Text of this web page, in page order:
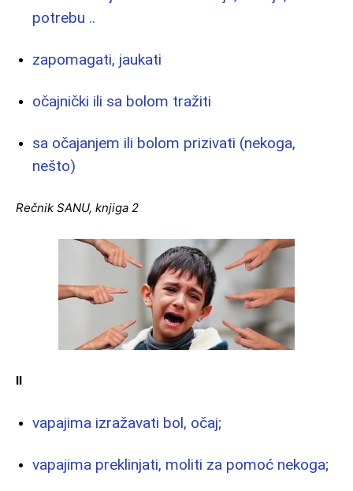
potrebu ..
zapomagati, jaukati
očajnički ili sa bolom tražiti
sa očajanjem ili bolom prizivati (nekoga,
nešto)
Rečnik SANU, knjiga 2
II
vapajima izražavati bol, očaj;
vapajima preklinjati, moliti za pomoć nekoga;